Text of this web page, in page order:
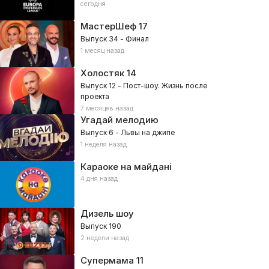
сегодня
МастерШеф17
Выпуск 34 - Финал
1 месяц назад
Холостяк14
Выпуск 12 - Пост-шоу. Жизнь после
проекта
7 месяцев назад
Угадай мелодию
Выпуск 6 - Львы на джипе
1 неделя назад
Караоке на майдані
4 дня назад
Дизель шоу
Выпуск 190
2 недели назад
Супермама 11